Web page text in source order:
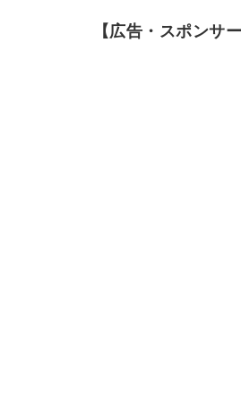
【広告・スポンサ